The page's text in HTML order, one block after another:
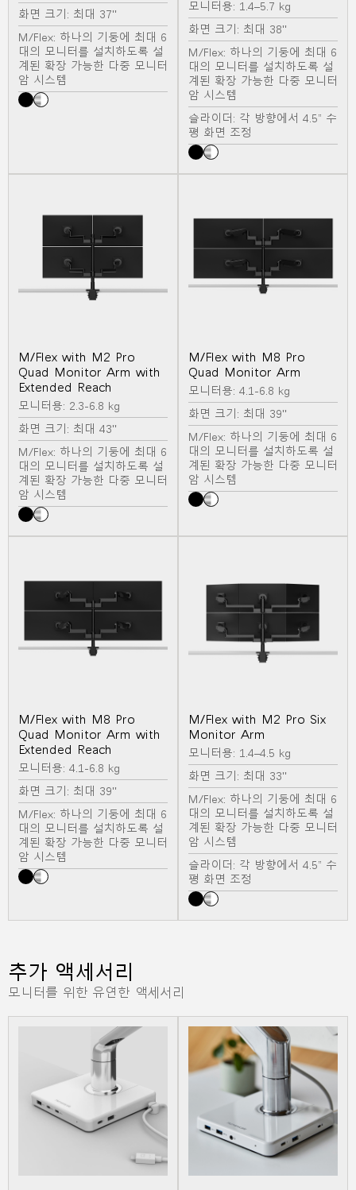
화면 크기: 최대 37"
M/Flex: 하나의 기둥에 최대 6
대의 모니터를 설치하도록 설
계된 확장 가능한 다중 모니터
암 시스템
모니터용: 1.4–5.7 kg
화면 크기: 최대 38"
M/Flex: 하나의 기둥에 최대 6
대의 모니터를 설치하도록 설
계된 확장 가능한 다중 모니터
암 시스템
슬라이더: 각 방향에서 4.5” 수
평 화면 조정
M/Flex with M2 Pro
Quad Monitor Arm with
Extended Reach
모니터용: 2.3-6.8 kg
화면 크기: 최대 43"
M/Flex: 하나의 기둥에 최대 6
대의 모니터를 설치하도록 설
계된 확장 가능한 다중 모니터
암 시스템
M/Flex with M8 Pro
Quad Monitor Arm
모니터용: 4.1-6.8 kg
화면 크기: 최대 39"
M/Flex: 하나의 기둥에 최대 6
대의 모니터를 설치하도록 설
계된 확장 가능한 다중 모니터
암 시스템
M/Flex with M8 Pro
Quad Monitor Arm with
Extended Reach
모니터용: 4.1-6.8 kg
화면 크기: 최대 39"
M/Flex: 하나의 기둥에 최대 6
대의 모니터를 설치하도록 설
계된 확장 가능한 다중 모니터
암 시스템
M/Flex with M2 Pro Six
Monitor Arm
모니터용: 1.4–4.5 kg
화면 크기: 최대 33"
M/Flex: 하나의 기둥에 최대 6
대의 모니터를 설치하도록 설
계된 확장 가능한 다중 모니터
암 시스템
슬라이더: 각 방향에서 4.5” 수
평 화면 조정
추가 액세서리
모니터를 위한 유연한 액세서리